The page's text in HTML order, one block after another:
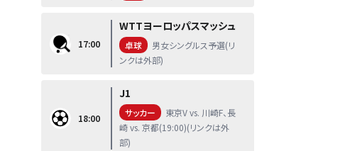
17:00
WTTヨーロッパスマッシュ
卓球
男女シングルス予選(リ
ンクは外部)
18:00
J1
サッカー
東京V vs. 川崎F、長
崎 vs. 京都(19:00)(リンクは外
部)